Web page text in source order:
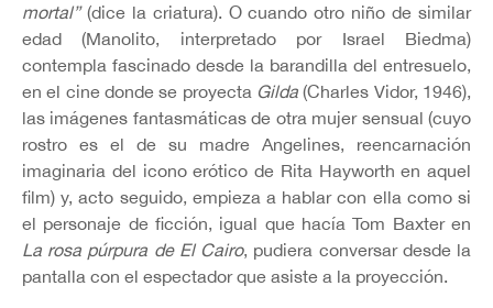
mortal”(dice la criatura). O cuando otro niño de similar
edad (Manolito, interpretado por Israel Biedma)
contempla fascinado desde la barandilla del entresuelo,
en el cine donde se proyecta Gilda(Charles Vidor, 1946),
las imágenes fantasmáticas de otra mujer sensual (cuyo
rostro es el de su madre Angelines, reencarnación
imaginaria del icono erótico de Rita Hayworth en aquel
film) y, acto seguido, empieza a hablar con ella como si
el personaje de ficción, igual que hacía Tom Baxter en
La rosa púrpura de El Cairo, pudiera conversar desde la
pantalla con el espectador que asiste a la proyección.